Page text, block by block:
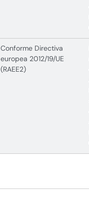
Conforme Directiva
europea 2012/19/UE
(RAEE2)